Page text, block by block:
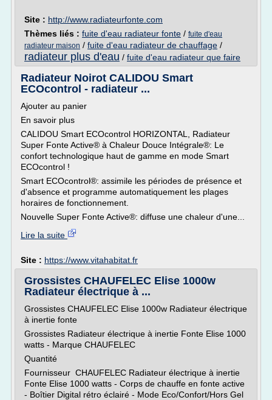
Site : http://www.radiateurfonte.com
Thèmes liés : fuite d'eau radiateur fonte / fuite d'eau
radiateur maison / fuite d'eau radiateur de chauffage /
radiateur plus d'eau / fuite d'eau radiateur que faire
Radiateur Noirot CALIDOU Smart
ECOcontrol - radiateur ...
Ajouter au panier
En savoir plus
CALIDOU Smart ECOcontrol HORIZONTAL, Radiateur
Super Fonte Active® à Chaleur Douce Intégrale®: Le
confort technologique haut de gamme en mode Smart
ECOcontrol !
Smart ECOcontrol®: assimile les périodes de présence et
d'absence et programme automatiquement les plages
horaires de fonctionnement.
Nouvelle Super Fonte Active®: diffuse une chaleur d'une...
Lire la suite
Site : https://www.vitahabitat.fr
Grossistes CHAUFELEC Elise 1000w
Radiateur électrique à ...
Grossistes CHAUFELEC Elise 1000w Radiateur électrique
à inertie fonte
Grossistes Radiateur électrique à inertie Fonte Elise 1000
watts - Marque CHAUFELEC
Quantité
Fournisseur CHAUFELEC Radiateur électrique à inertie
Fonte Elise 1000 watts - Corps de chauffe en fonte active
- Boîtier Digital rétro éclairé - Mode Eco/Confort/Hors Gel